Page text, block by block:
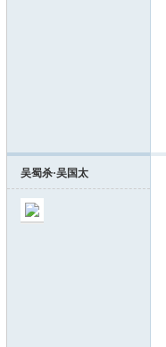
吴蜀杀·吴国太